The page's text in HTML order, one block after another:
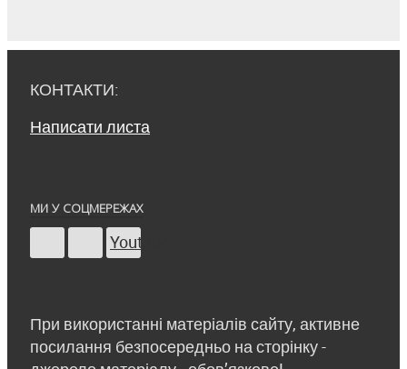
КОНТАКТИ:
Написати листа
МИ У СОЦМЕРЕЖАХ
Youtube
При використанні матеріалів сайту, активне
посилання безпосередньо на сторінку -